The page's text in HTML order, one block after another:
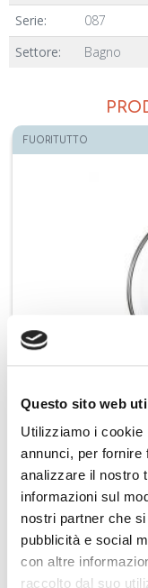
Questo sito web
Utilizziamo i cookie
annunci, per fornire
analizzare il nostro
informazioni sul
nostri partner che
pubblicità e social
con altre
raccolto dal suo
Serie:
087
Settore:
Bagno
FUORITUTTO
GROHE rosetta
Aggiungi ai preferiti